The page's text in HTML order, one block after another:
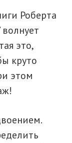
Роберта
это,
круто
этом